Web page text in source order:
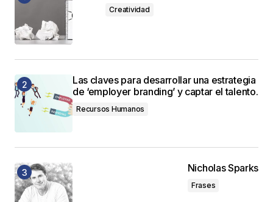
Creatividad
Las claves para desarrollar una estrategia
de ‘employer branding’ y captar el talento.
Recursos Humanos
Nicholas Sparks
Frases